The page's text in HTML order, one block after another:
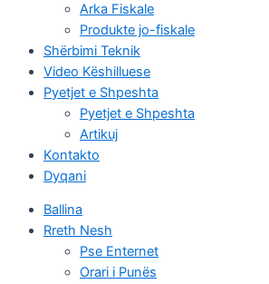
Arka Fiskale
Produkte jo-fiskale
Shërbimi Teknik
Video Këshilluese
Pyetjet e Shpeshta
Pyetjet e Shpeshta
Artikuj
Kontakto
Dyqani
Ballina
Rreth Nesh
Pse Enternet
Orari i Punës